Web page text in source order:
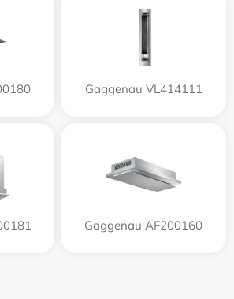
Gaggenau VL414111
Gaggenau AF200160